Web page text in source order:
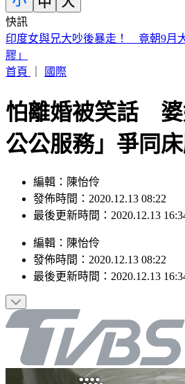
快訊
別只看台積電！ 外媒點名「2檔AI
首頁
怕離婚被笑話
公公服務」爭同
發佈時間：2020.12.13 08:22
最後更新時間：2020.12.13 16:34
發佈時間：2020.12.13 08:22
最後更新時間：2020.12.13 16:34